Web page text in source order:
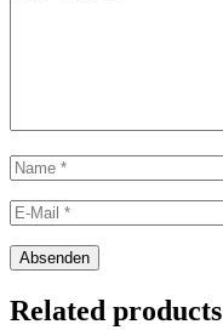
Related products